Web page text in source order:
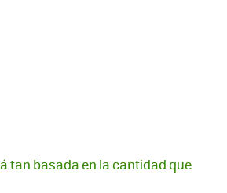
tan basada en la cantidad que